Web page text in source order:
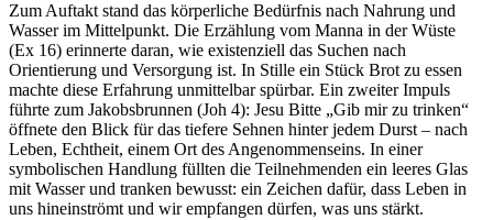
Zum Auftakt stand das körperliche Bedürfnis nach Nahrung und
Wasser im Mittelpunkt. Die Erzählung vom Manna in der Wüste
(Ex 16) erinnerte daran, wie existenziell das Suchen nach
Orientierung und Versorgung ist. In Stille ein Stück Brot zu essen
machte diese Erfahrung unmittelbar spürbar. Ein zweiter Impuls
führte zum Jakobsbrunnen (Joh 4): Jesu Bitte „Gib mir zu trinken“
öffnete den Blick für das tiefere Sehnen hinter jedem Durst – nach
Leben, Echtheit, einem Ort des Angenommenseins. In einer
symbolischen Handlung füllten die Teilnehmenden ein leeres Glas
mit Wasser und tranken bewusst: ein Zeichen dafür, dass Leben in
uns hineinströmt und wir empfangen dürfen, was uns stärkt.